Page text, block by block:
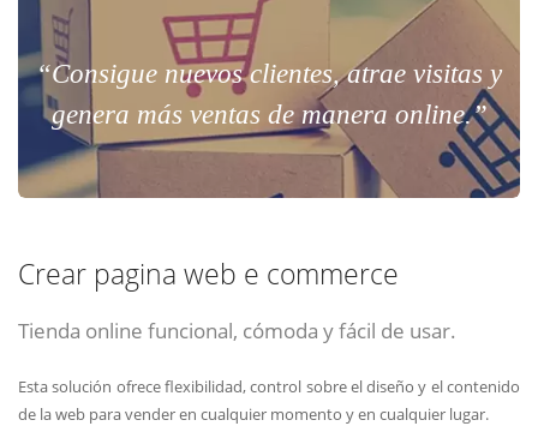
“Consigue nuevos clientes, atrae visitas y
genera más ventas de manera online.”
Crear pagina web e commerce
Tienda online funcional, cómoda y fácil de usar.
Esta solución ofrece flexibilidad, control sobre el diseño y el contenido
de la web para vender en cualquier momento y en cualquier lugar.